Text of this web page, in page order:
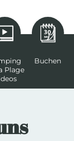
Plage
Buchen